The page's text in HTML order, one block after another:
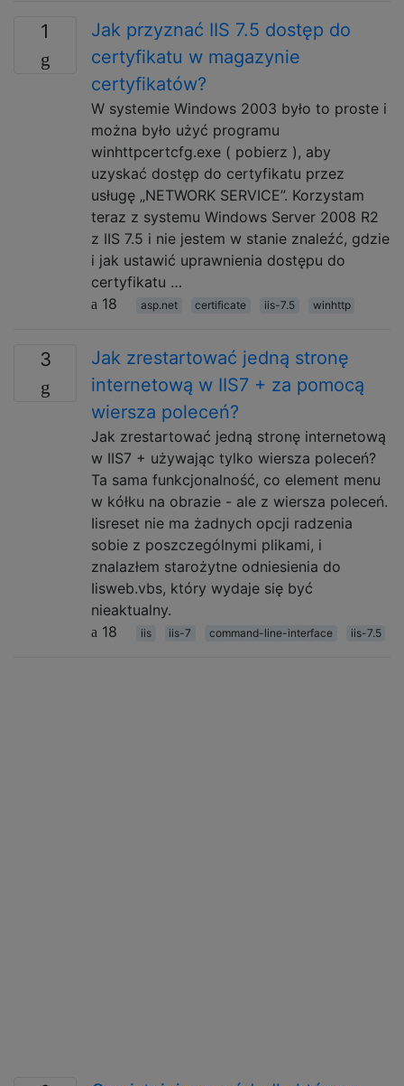
1
Jak przyznać IIS 7.5 dostęp do
certyfikatu w magazynie
certyfikatów?
W systemie Windows 2003 było to proste i
można było użyć programu
winhttpcertcfg.exe ( pobierz ), aby
uzyskać dostęp do certyfikatu przez
usługę „NETWORK SERVICE”. Korzystam
teraz z systemu Windows Server 2008 R2
z IIS 7.5 i nie jestem w stanie znaleźć, gdzie
i jak ustawić uprawnienia dostępu do
certyfikatu …
18
asp.net certificate iis-7.5 winhttp
3
Jak zrestartować jedną stronę
internetową w IIS7 + za pomocą
wiersza poleceń?
Jak zrestartować jedną stronę internetową
w IIS7 + używając tylko wiersza poleceń?
Ta sama funkcjonalność, co element menu
w kółku na obrazie - ale z wiersza poleceń.
Iisreset nie ma żadnych opcji radzenia
sobie z poszczególnymi plikami, i
znalazłem starożytne odniesienia do
Iisweb.vbs, który wydaje się być
nieaktualny.
18
iis iis-7 command-line-interface iis-7.5